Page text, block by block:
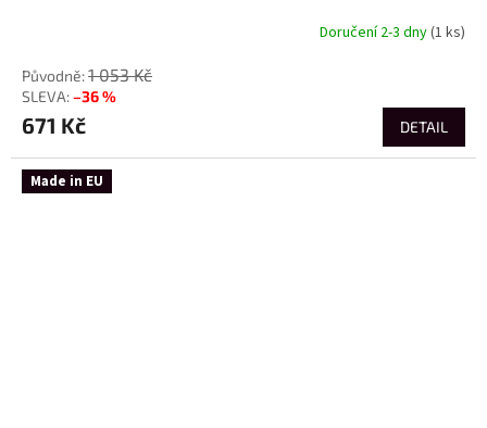
Doručení 2-3 dny(1 ks)
1 053 Kč
–36 %
671 Kč DETAIL
Made in EU